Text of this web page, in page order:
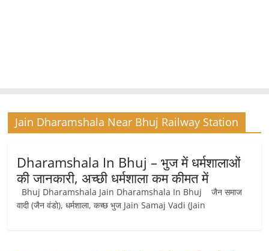
Jain Dharamshala Near Bhuj Railway Station
Dharamshala In Bhuj – भुज में धर्मशालाओं
की जानकारी, अच्छी धर्मशाला कम कीमत में
Bhuj Dharamshala Jain Dharamshala In Bhuj जैन समाज
वादी (जैन वंडो), धर्मशाला, कच्छ भुज Jain Samaj Vadi (Jain